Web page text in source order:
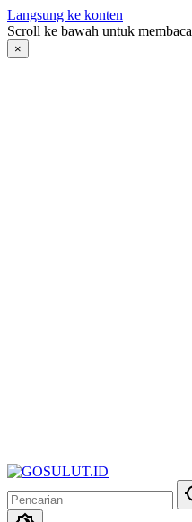
Langsung ke konten
Scroll ke bawah untuk membaca
×